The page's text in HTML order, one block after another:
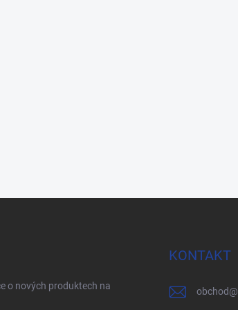
o nových produktech na
KONTAKT
obchod@